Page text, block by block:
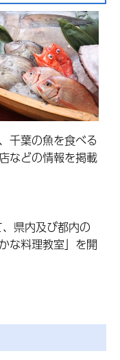
千葉の魚を食べる
などの情報を掲載
県内及び都内の
な料理教室」を開